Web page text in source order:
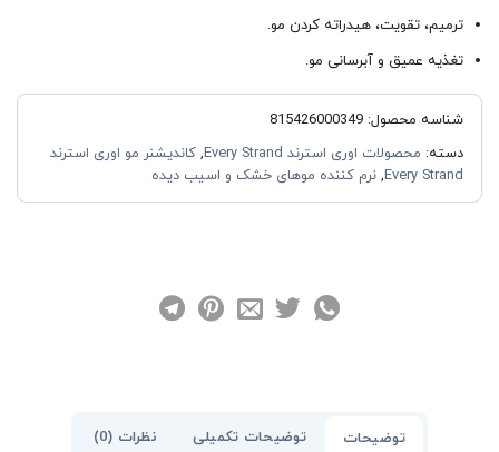
ترمیم، تقویت، هیدراته کردن مو.
تغذیه عمیق و آبرسانی مو.
شناسه محصول: 815426000349
دسته: محصولات اوری استرند Every Strand , کاندیشنر مو اوری استرند
Every Strand
, نرم کننده موهای خشک و اسیب دیده
توضیحات توضیحات تکمیلی نظرات (0)